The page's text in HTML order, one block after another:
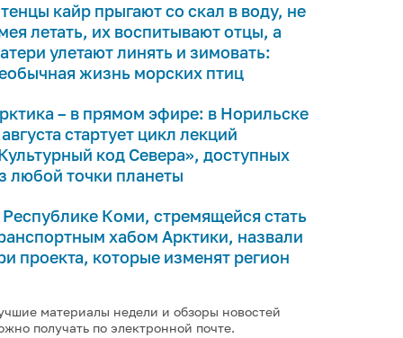
кайр прыгают со скал в воду, не
летать, их воспитывают отцы, а
улетают линять и зимовать:
жизнь морских птиц
– в прямом эфире: в Норильске
стартует цикл лекций
код Севера», доступных
любой точки планеты
Республике Коми, стремящейся стать
хабом Арктики, назвали
проекта, которые изменят регион
материалы недели и обзоры новостей
получать по электронной почте.